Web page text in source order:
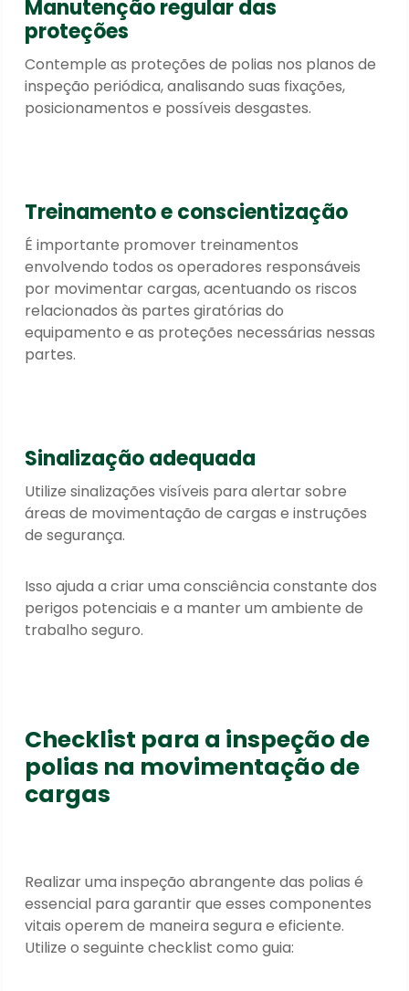
Manutenção regular das
proteções
Contemple as proteções de polias nos planos de
inspeção periódica, analisando suas fixações,
posicionamentos e possíveis desgastes.
Treinamento e conscientização
É importante promover treinamentos
envolvendo todos os operadores responsáveis
por movimentar cargas, acentuando os riscos
relacionados às partes giratórias do
equipamento e as proteções necessárias nessas
partes.
Sinalização adequada
Utilize sinalizações visíveis para alertar sobre
áreas de movimentação de cargas e instruções
de segurança.
Isso ajuda a criar uma consciência constante dos
perigos potenciais e a manter um ambiente de
trabalho seguro.
Checklist para a inspeção de
polias na movimentação de
cargas
Realizar uma inspeção abrangente das polias é
essencial para garantir que esses componentes
vitais operem de maneira segura e eficiente.
Utilize o seguinte checklist como guia: